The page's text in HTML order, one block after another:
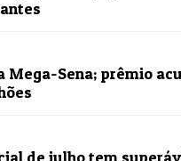
Mega-Sena; prêmio
de julho tem